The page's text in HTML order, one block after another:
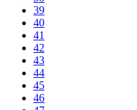
39
40
41
42
43
44
45
46